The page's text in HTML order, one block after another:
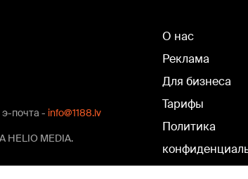
почта - info@1188.lv
HELIO MEDIA.
О нас
Реклама
Для бизнеса
Тарифы
Политика